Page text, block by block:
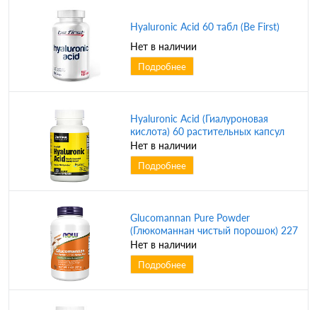
Hyaluronic Acid 60 табл (Be First)
Нет в наличии
Подробнее
Hyaluronic Acid (Гиалуроновая
кислота) 60 растительных капсул
(Jarrow Formulas)
Нет в наличии
Подробнее
Glucomannan Pure Powder
(Глюкоманнан чистый порошок) 227
грамм (NOW)
Нет в наличии
Подробнее